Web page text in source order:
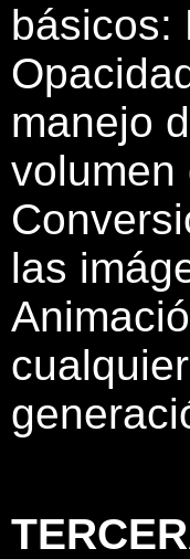
básicos:
manejo
volumen
las